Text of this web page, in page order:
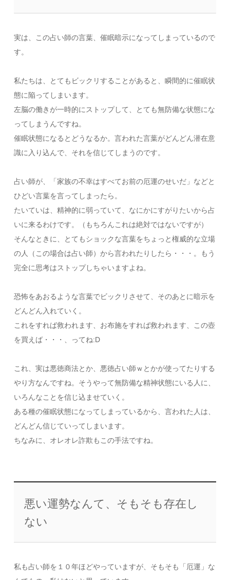
実は、この占い師の言葉、催眠暗示になってしまっているので
す。
私たちは、とてもビックリすることがあると、瞬間的に催眠状
態に陥ってしまいます。
左脳の働きが一時的にストップして、とても無防備な状態にな
ってしまうんですね。
催眠状態になるとどうなるか。言われた言葉がどんどん潜在意
識に入り込んで、それを信じてしまうのです。
占い師が、「家族の不幸はすべてお前の厄運のせいだ」などと
ひどい言葉を言ってしまったら。
たいていは、精神的に弱っていて、なにかにすがりたいから占
いに来るわけです。（もちろんこれは絶対ではないですが）
そんなときに、とてもショックな言葉をちょっと権威的な立場
の人（この場合は占い師）から言われたりしたら・・・。もう
完全に思考はストップしちゃいますよね。
恐怖をあおるような言葉でビックリさせて、そのあとに暗示を
どんどん入れていく。
これをすれば救われます、お布施をすれば救われます、この壺
を買えば・・・、ってね:D
これ、実は悪徳商法とか、悪徳占い師ｗとかが使ってたりする
やり方なんですね。そうやって無防備な精神状態にいる人に、
いろんなことを信じ込ませていく。
ある種の催眠状態になってしまっているから、言われた人は、
どんどん信じていってしまいます。
ちなみに、オレオレ詐欺もこの手法ですね。
悪い運勢なんて、そもそも存在し
ない
私も占い師を１０年ほどやっていますが、そもそも「厄運」な